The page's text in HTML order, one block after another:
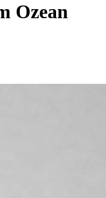
Ozean